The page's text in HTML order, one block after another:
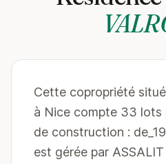
Cette copropriété
à Nice compte 33 lots
de construction :
est gérée par